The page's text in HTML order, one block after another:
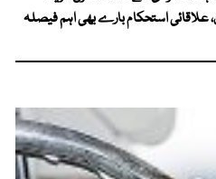
علاقائی استحکام بارے بھی اہم فیصلہ